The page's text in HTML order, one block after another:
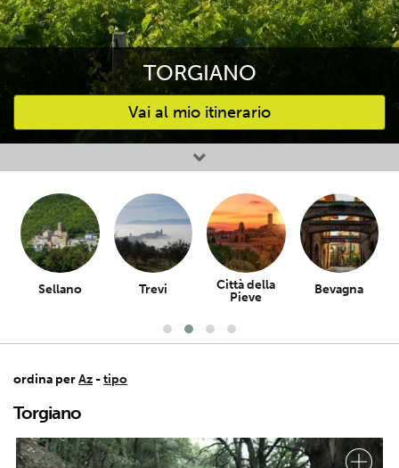
TORGIANO
Vai al mio itinerario
Attività preferite
Sellano Trevi
Città della
Pieve
Bevagna
ordina perAz -tipo
Torgiano